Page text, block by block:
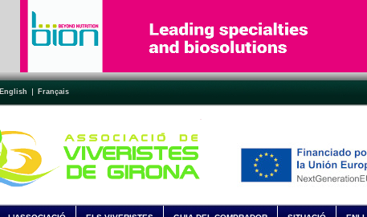
English Français